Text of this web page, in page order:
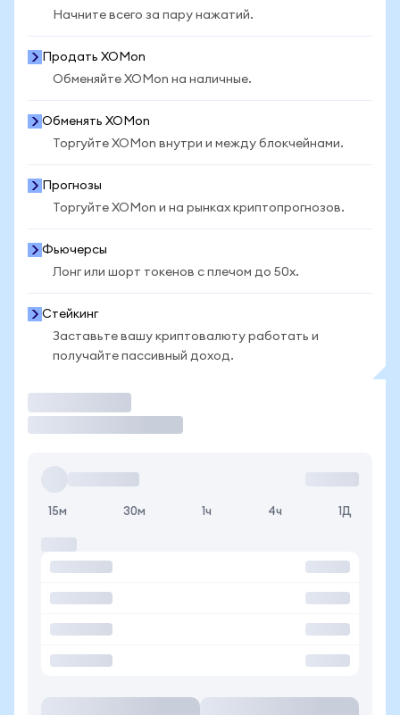
Начните всего за пару нажатий.
Продать XOMon
Обменяйте XOMon на наличные.
Обменять XOMon
Торгуйте XOMon внутри и между блокчейнами.
Прогнозы
Торгуйте XOMon и на рынках криптопрогнозов.
Фьючерсы
Лонг или шорт токенов с плечом до 50x.
Стейкинг
Заставьте вашу криптовалюту работать и
получайте пассивный доход.
15м 30м 1ч 4ч 1Д